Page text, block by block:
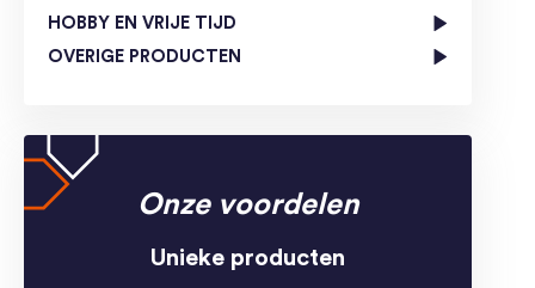
HOBBY EN VRIJE TIJD
OVERIGE PRODUCTEN
Onze voordelen
Unieke producten